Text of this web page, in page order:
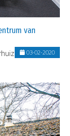
van
03-02-2020